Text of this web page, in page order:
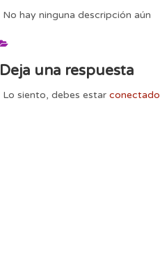
No hay ninguna descripción aún
Deja una respuesta
Lo siento, debes estar conectado